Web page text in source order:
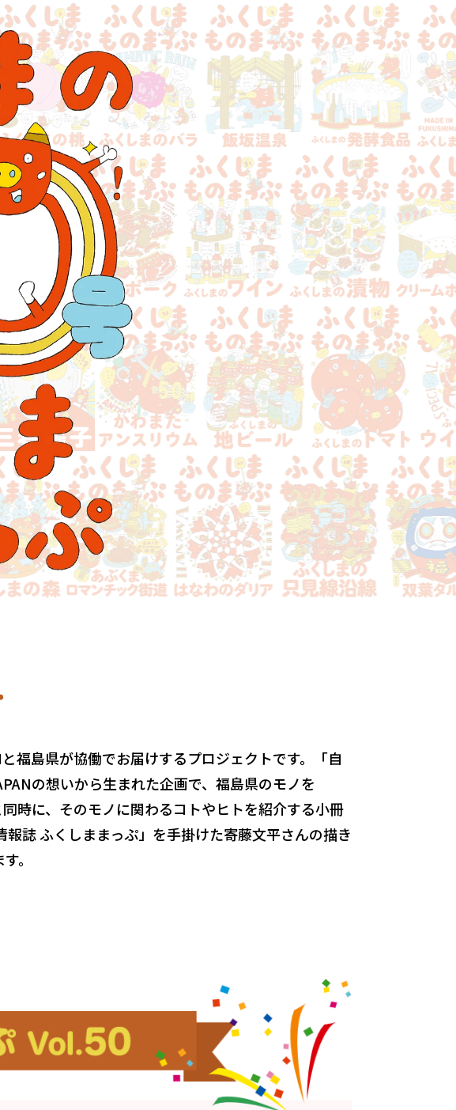
福島県が協働でお届けするプロジェクトです。「自
の想いから生まれた企画で、福島県のモノを
時に、そのモノに関わるコトやヒトを紹介する小冊
誌 ふくしままっぷ」を手掛けた寄藤文平さんの描き
。